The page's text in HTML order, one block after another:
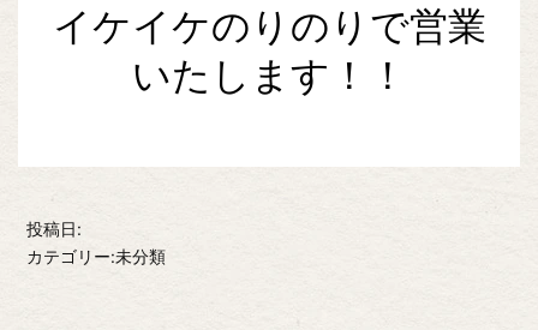
イケイケのりのりで営業
いたします！！
投稿日:
カテゴリー:未分類